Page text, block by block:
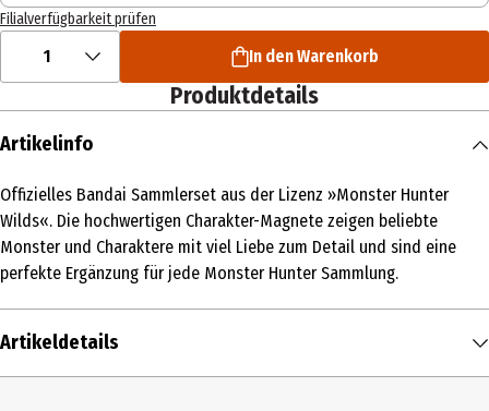
Filialverfügbarkeit prüfen
1 In den Warenkorb
Produktdetails
Artikelinfo
Offizielles Bandai Sammlerset aus der Lizenz »Monster Hunter
Wilds«. Die hochwertigen Charakter-Magnete zeigen beliebte
Monster und Charaktere mit viel Liebe zum Detail und sind eine
perfekte Ergänzung für jede Monster Hunter Sammlung.
Artikeldetails